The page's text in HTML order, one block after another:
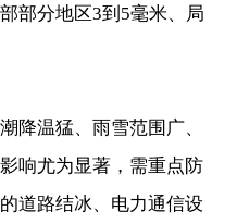
部分地区3到5毫米、局
降温猛、雨雪范围广、
响尤为显著，需重点防
道路结冰、电力通信设